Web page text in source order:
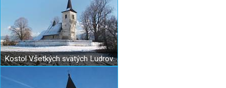
Kostol Všetkých svätých Ludrová - Kút